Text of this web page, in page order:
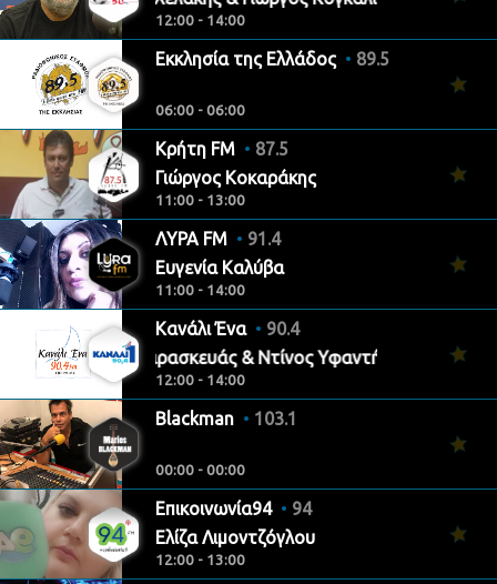
12:00 - 14:00
Εκκλησία της Ελλάδος 89.5
06:00 - 06:00
Κρήτη FM
87.5
Γιώργος Κοκαράκης
11:00 - 13:00
ΛΥΡΑ FM
91.4
Ευγενία Καλύβα
11:00 - 14:00
Κανάλι Ένα
90.4
Νίκος Παρασκευάς & Ντίνος Υφαντής
12:00 - 14:00
Blackman 103.1
00:00 - 00:00
Επικοινωνία94
94
Ελίζα Λιμοντζόγλου
12:00 - 13:00